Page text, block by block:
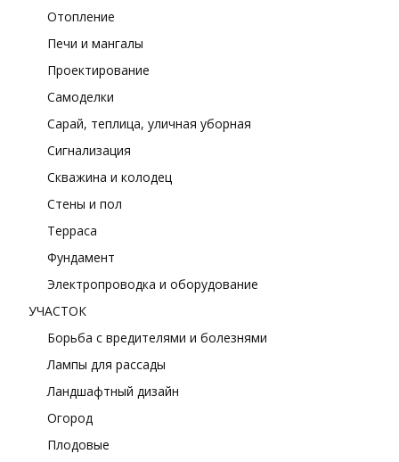
Отопление
Печи и мангалы
Проектирование
Самоделки
Сарай, теплица, уличная уборная
Сигнализация
Скважина и колодец
Стены и пол
Терраса
Фундамент
Электропроводка и оборудование
УЧАСТОК
Борьба с вредителями и болезнями
Лампы для рассады
Ландшафтный дизайн
Огород
Плодовые